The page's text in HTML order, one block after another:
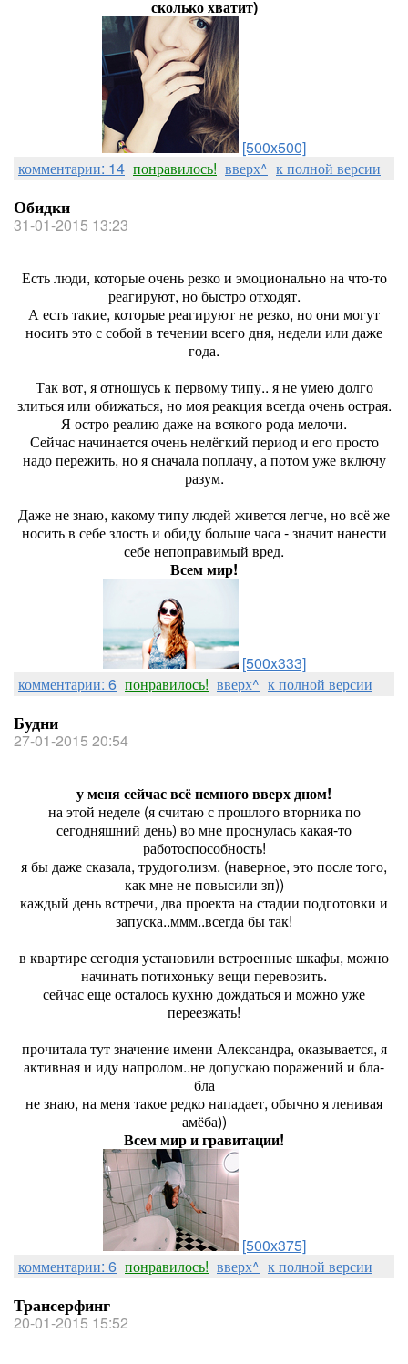
сколько хватит)
[500x500]
комментарии: 14 понравилось! вверх^ к полной версии
Обидки
31-01-2015 13:23
Есть люди, которые очень резко и эмоционально на что-то
реагируют, но быстро отходят.
А есть такие, которые реагируют не резко, но они могут
носить это с собой в течении всего дня, недели или даже
года.
Так вот, я отношусь к первому типу.. я не умею долго
злиться или обижаться, но моя реакция всегда очень острая.
Я остро реалию даже на всякого рода мелочи.
Сейчас начинается очень нелёгкий период и его просто
надо пережить, но я сначала поплачу, а потом уже включу
разум.
Даже не знаю, какому типу людей живется легче, но всё же
носить в себе злость и обиду больше часа - значит нанести
себе непоправимый вред.
Всем мир!
[500x333]
комментарии: 6 понравилось! вверх^ к полной версии
Будни
27-01-2015 20:54
у меня сейчас всё немного вверх дном!
на этой неделе (я считаю с прошлого вторника по
сегодняшний день) во мне проснулась какая-то
работоспособность!
я бы даже сказала, трудоголизм. (наверное, это после того,
как мне не повысили зп))
каждый день встречи, два проекта на стадии подготовки и
запуска..ммм..всегда бы так!
в квартире сегодня установили встроенные шкафы, можно
начинать потихоньку вещи перевозить.
сейчас еще осталось кухню дождаться и можно уже
переезжать!
прочитала тут значение имени Александра, оказывается, я
активная и иду напролом..не допускаю поражений и бла-
бла
не знаю, на меня такое редко нападает, обычно я ленивая
амёба))
Всем мир и гравитации!
[500x375]
комментарии: 6 понравилось! вверх^ к полной версии
Трансерфинг
20-01-2015 15:52